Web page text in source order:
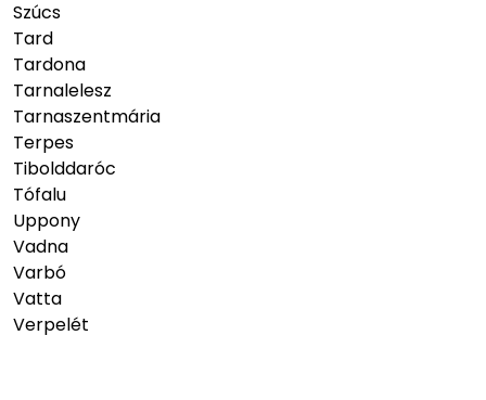
Szúcs
Tard
Tardona
Tarnalelesz
Tarnaszentmária
Terpes
Tibolddaróc
Tófalu
Uppony
Vadna
Varbó
Vatta
Verpelét